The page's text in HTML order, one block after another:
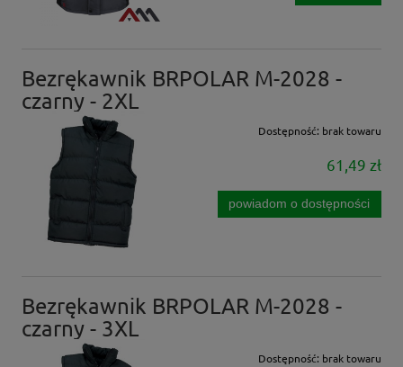
Bezrękawnik BRPOLAR M-2028 -
czarny - 2XL
Dostępność: brak towaru
61,49 zł
powiadom o dostępności
Bezrękawnik BRPOLAR M-2028 -
czarny - 3XL
Dostępność: brak towaru